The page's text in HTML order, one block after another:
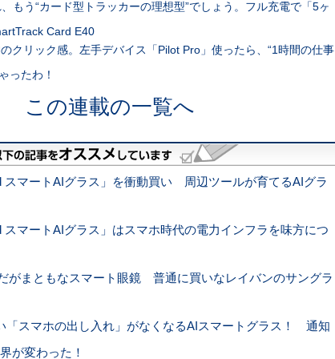
もう“カード型トラッカーの理想型”でしょう。フル充電で「5ヶ
Card E40
クリック感。左手デバイス「Pilot Pro」使ったら、“1時間の仕事
ったわ！
この連載の一覧へ
スマートAIグラス」を衝動買い 周辺ツールが育てるAIグラ
スマートAIグラス」はスマホ時代の電力インフラを味方につ
がまともなスマート眼鏡 普通に買いなレイバンのサングラ
「スマホの出し入れ」がなくなるAIスマートグラス！ 通知
が変わった！